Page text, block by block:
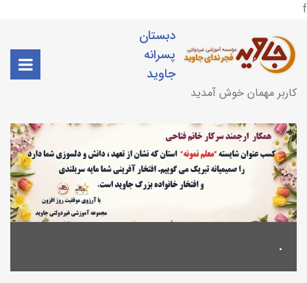
f
دبستان
پسرانه
جاوید
کاربر مهمان خوش آمدید
.